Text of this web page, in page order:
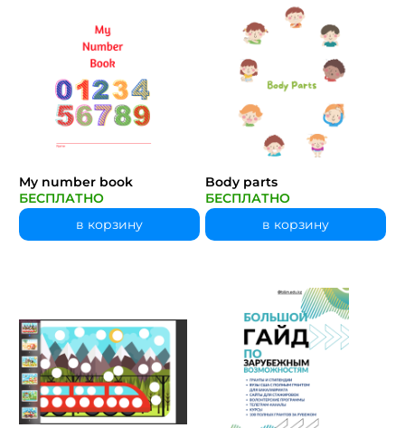
My number book
БЕСПЛАТНО
в корзину
Body parts
БЕСПЛАТНО
в корзину